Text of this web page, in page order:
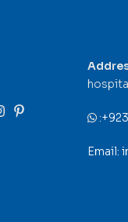
:
Email: